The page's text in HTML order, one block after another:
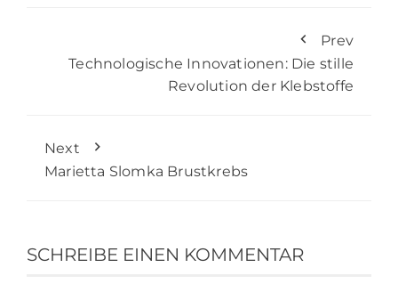
Prev
Technologische Innovationen: Die stille
Revolution der Klebstoffe
Next
Marietta Slomka Brustkrebs
SCHREIBE EINEN KOMMENTAR